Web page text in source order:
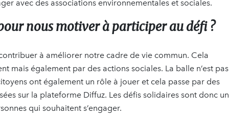
avec des associations environnementales et sociales.
nous motiver à participer au défi ?
à améliorer notre cadre de vie commun. Cela
mais également par des actions sociales. La balle n’est pas
ont également un rôle à jouer et cela passe par des
sur la plateforme Diffuz. Les défis solidaires sont donc un
qui souhaitent s’engager.